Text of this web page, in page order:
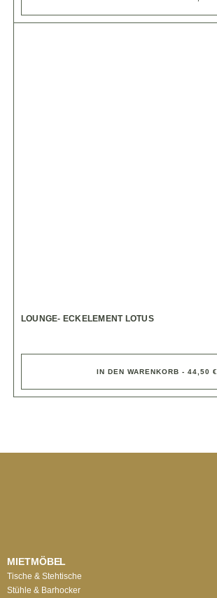
LOUNGE- ECKELEMENT LOTUS
IN DEN WARENKORB - 44,50 €
MIETMÖBEL
Tische & Stehtische
Stühle & Barhocker